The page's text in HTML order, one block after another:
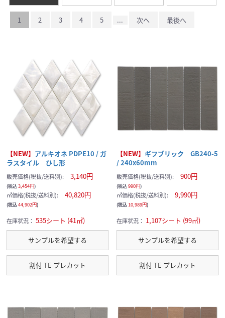
1 2 3 4 5 ... 次へ 最後へ
【NEW】 アルキオネ PDPE10 / ガ
ラスタイル ひし形
販売価格(税抜/送料別): 3,140円
(税込3,454円)
㎡価格(税抜/送料別): 40,820円
(税込44,902円)
在庫状況： 535シート (41㎡)
サンプルを希望する
割付 TE プレカット
【NEW】 ギフブリック GB240-5
/ 240x60mm
販売価格(税抜/送料別): 900円
(税込990円)
㎡価格(税抜/送料別): 9,990円
(税込10,989円)
在庫状況： 1,107シート (99㎡)
サンプルを希望する
割付 TE プレカット